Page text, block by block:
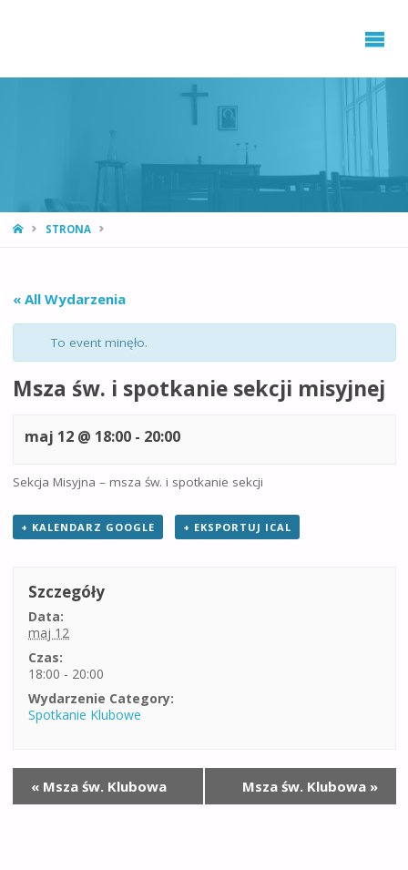
STRONA
STRONA
« All Wydarzenia
To event minęło.
Msza św. i spotkanie sekcji misyjnej
maj 12 @ 18:00- 20:00
Sekcja Misyjna – msza św. i spotkanie sekcji
+ KALENDARZ GOOGLE + EKSPORTUJ ICAL
Szczegóły
Data:
maj 12
Czas:
18:00 - 20:00
Wydarzenie Category:
Spotkanie Klubowe
«Msza św. Klubowa Msza św. Klubowa »